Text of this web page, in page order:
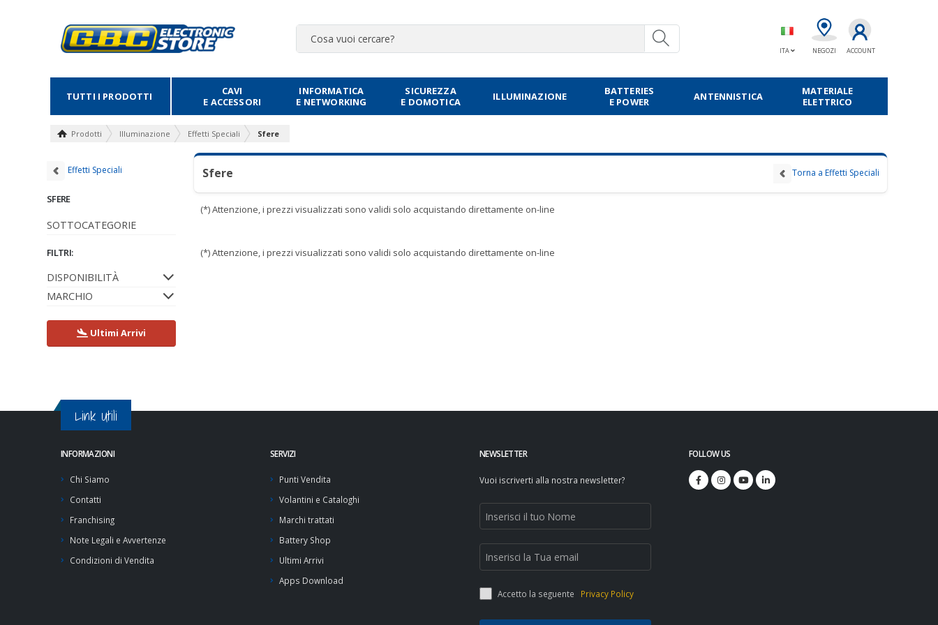
ITA NEGOZI ACCOUNT
TUTTI I PRODOTTI
CAVI
E ACCESSORI
INFORMATICA
E NETWORKING
SICUREZZA
E DOMOTICA
ILLUMINAZIONE
BATTERIES
E POWER
ANTENNISTICA
MATERIALE
ELETTRICO
Prodotti Illuminazione Effetti Speciali Sfere
Effetti Speciali
SFERE
SOTTOCATEGORIE
FILTRI:
DISPONIBILITÀ
MARCHIO
Ultimi Arrivi
Sfere Torna a Effetti Speciali
(*) Attenzione, i prezzi visualizzati sono validi solo acquistando direttamente on-line
(*) Attenzione, i prezzi visualizzati sono validi solo acquistando direttamente on-line
Link Utili
INFORMAZIONI
Chi Siamo
Contatti
Franchising
Note Legali e Avvertenze
Condizioni di Vendita
SERVIZI
Punti Vendita
Volantini e Cataloghi
Marchi trattati
Battery Shop
Ultimi Arrivi
Apps Download
NEWSLETTER
Vuoi iscriverti alla nostra newsletter?
Accetto la seguente Privacy Policy
FOLLOW US